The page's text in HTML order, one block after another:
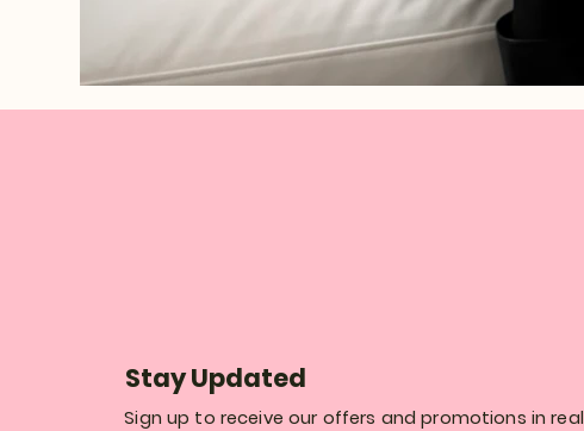
Stay Updated
Sign up to receive our offers and promotions in real